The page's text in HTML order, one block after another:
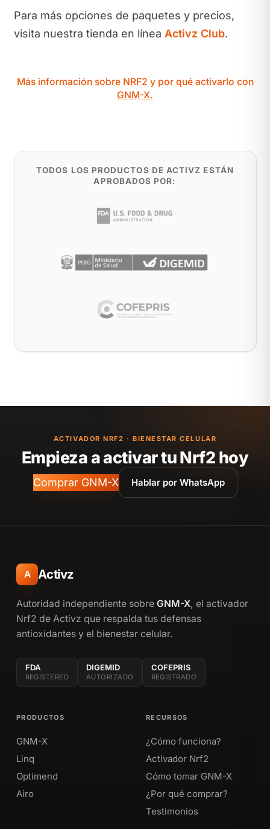
Para más opciones de paquetes y precios,
visita nuestra tienda en línea Activz Club.
Más información sobre NRF2 y por qué activarlo con
GNM-X.
TODOS LOS PRODUCTOS DE ACTIVZ ESTÁN
APROBADOS POR:
ACTIVADOR NRF2 · BIENESTAR CELULAR
Empieza a activar tu Nrf2 hoy
Comprar GNM-X Hablar por WhatsApp
A Activz
Autoridad independiente sobre GNM-X, el activador
Nrf2 de Activz que respalda tus defensas
antioxidantes y el bienestar celular.
FDA
REGISTERED
DIGEMID
AUTORIZADO
COFEPRIS
REGISTRADO
PRODUCTOS
GNM-X
Linq
Optimend
Airo
RECURSOS
¿Cómo funciona?
Activador Nrf2
Cómo tomar GNM-X
¿Por qué comprar?
Testimonios